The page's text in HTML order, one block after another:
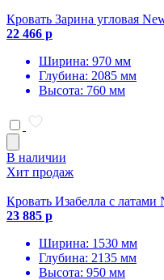
Кровать Зарина угловая
22 466 р
Ширина: 970 мм
Глубина: 2085 мм
Высота: 760 мм
В наличии
Хит продаж
Кровать Изабелла с латами
23 885 р
Ширина: 1530 мм
Глубина: 2135 мм
Высота: 950 мм